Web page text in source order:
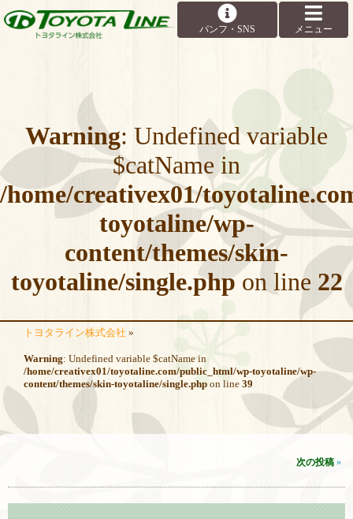
Warning: Undefined variable
$catName in
/home/creativex01/
toyotaline/wp-
content/themes/skin-
toyotaline/single.phpon line 22
トヨタライン株式会社 »
Warning: Undefined variable $catName in
/home/creativex01/toyotaline.com/public_html/wp-toyotaline/wp-
content/themes/skin-toyotaline/single.php on line 39
次の投稿 »